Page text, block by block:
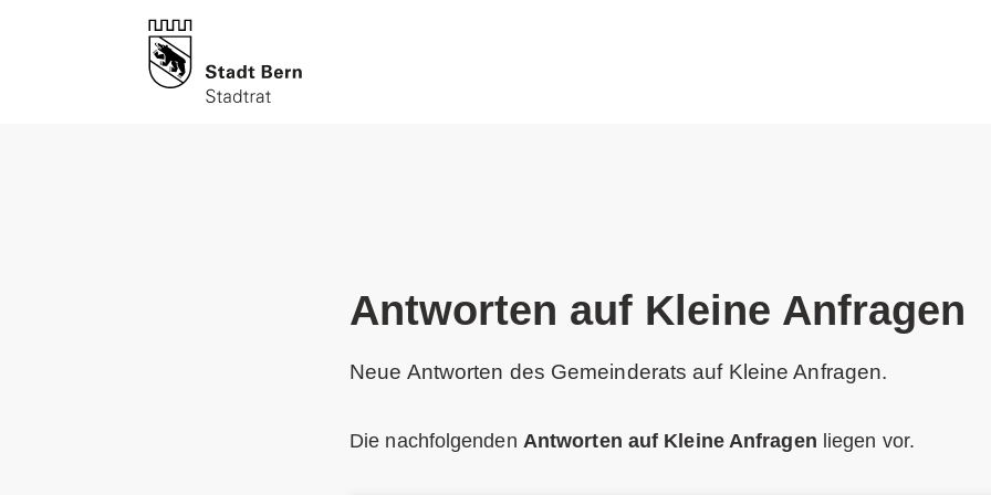
Antworten auf Kleine Anfragen
Neue Antworten des Gemeinderats auf Kleine Anfragen.
Die nachfolgenden Antworten auf Kleine Anfragen liegen vor.